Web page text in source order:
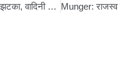
Siwan News: नेशनल बीमा कंपनी को उपभोक्ता आयोग का झटका, वादिनी को भुगतान का आदेश